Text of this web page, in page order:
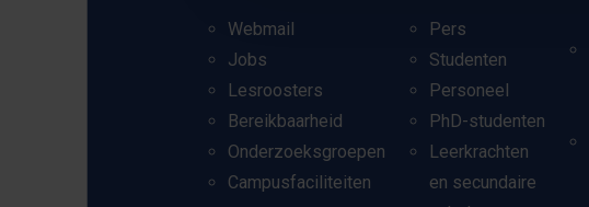
Webmail
Jobs
Lesroosters
Bereikbaarheid
Onderzoeksgroepen
Campusfaciliteiten
Pers
Studenten
Personeel
PhD-studenten
Leerkrachten
en secundaire